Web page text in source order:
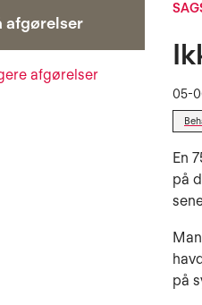
afgørelser
afgørelser
05-
En
på
på